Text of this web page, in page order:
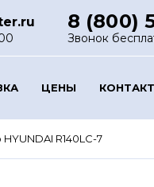
8 (800)
Звонок
ЦЕНЫ
R140LC-7